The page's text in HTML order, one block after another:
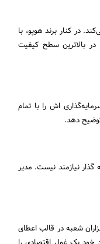
در کنار برند هوپو، با
بالاترین سطح کیفیت
اش را با تمام
دهد.
نیازمند نیست. مدیر
شعبه در قالب اعطای